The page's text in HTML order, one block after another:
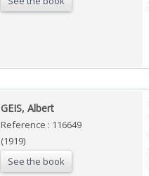
‎GEIS, Albert‎
Reference : 116649
(1919)
See the book